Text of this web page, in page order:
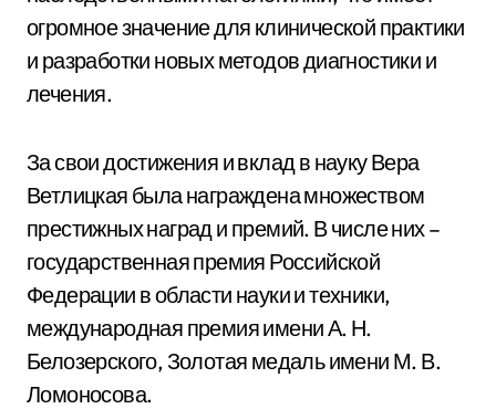
огромное значение для клинической практики
и разработки новых методов диагностики и
лечения.
За свои достижения и вклад в науку Вера
Ветлицкая была награждена множеством
престижных наград и премий. В числе них –
государственная премия Российской
Федерации в области науки и техники,
международная премия имени А. Н.
Белозерского, Золотая медаль имени М. В.
Ломоносова.